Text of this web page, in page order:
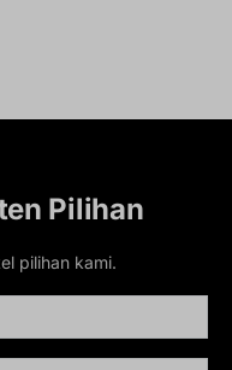
Pilihan
pilihan kami.